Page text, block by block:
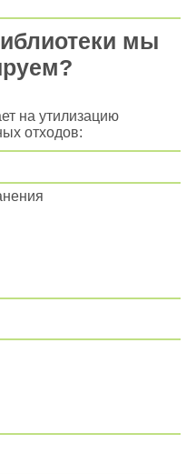
мы
на утилизацию
отходов: